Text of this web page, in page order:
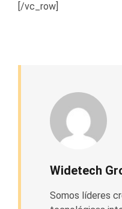
[/vc_row]
Widetech
Somos líderes